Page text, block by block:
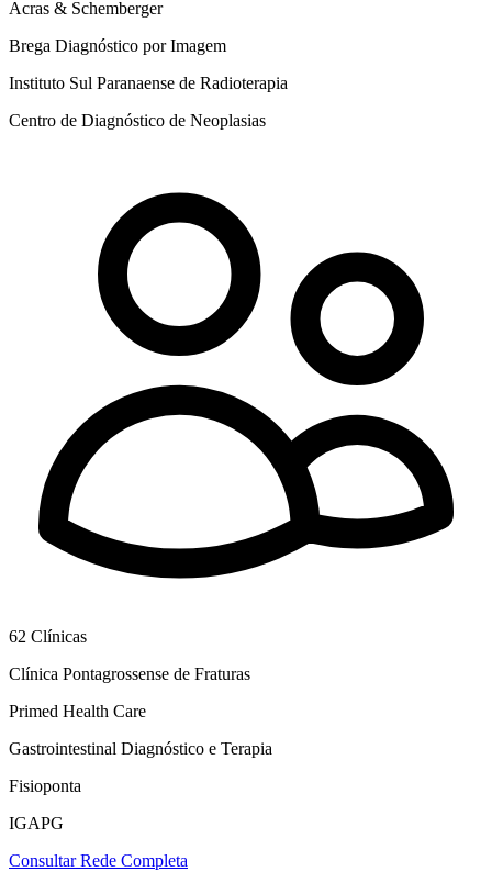
Acras & Schemberger
Brega Diagnóstico por Imagem
Instituto Sul Paranaense de Radioterapia
Centro de Diagnóstico de Neoplasias
62 Clínicas
Clínica Pontagrossense de Fraturas
Primed Health Care
Gastrointestinal Diagnóstico e Terapia
Fisioponta
IGAPG
Consultar Rede Completa